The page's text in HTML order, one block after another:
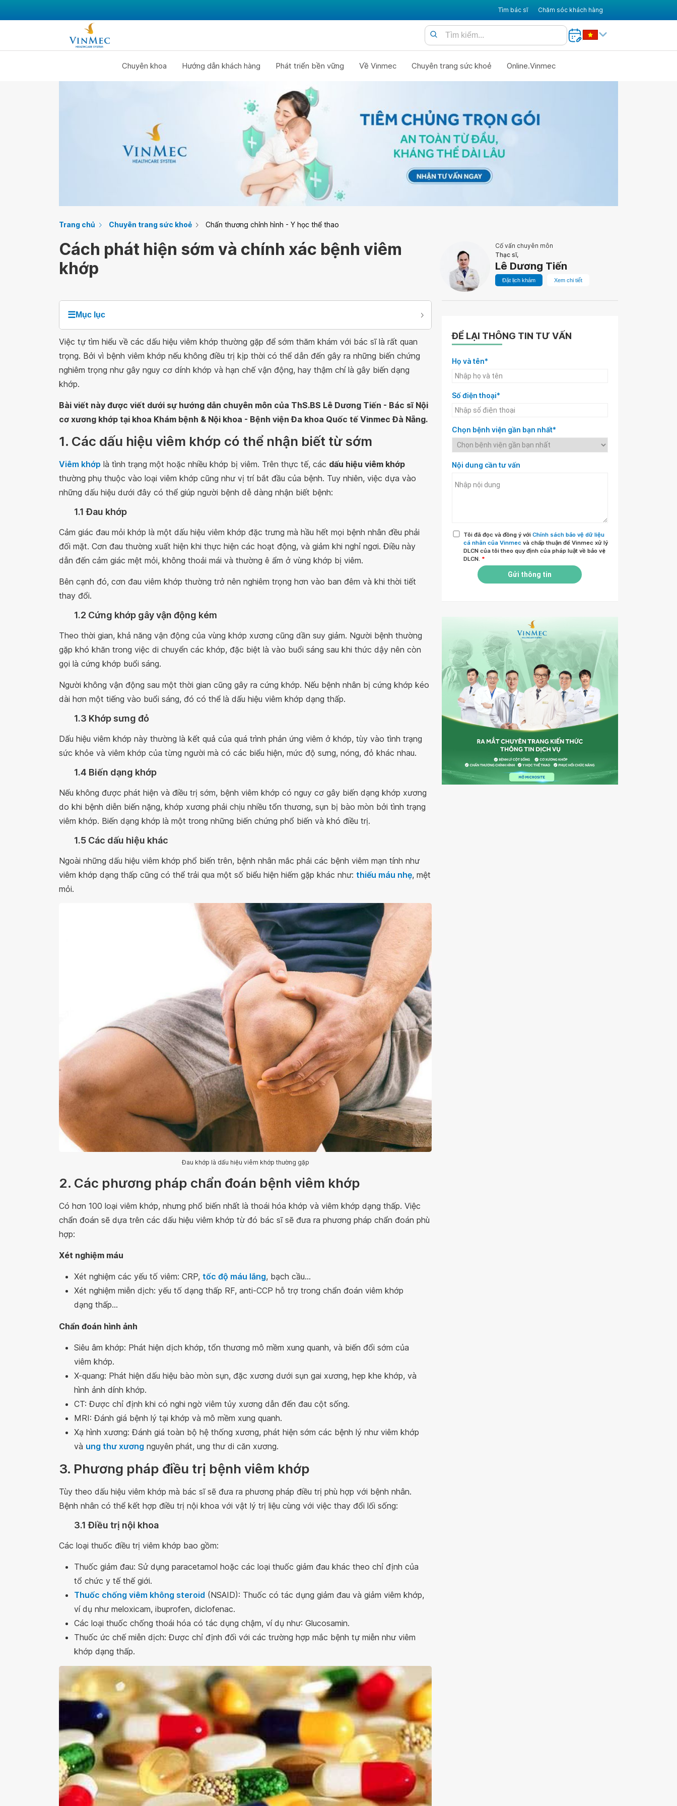
Tìm bác sĩ Chăm sóc khách hàng
Chuyên khoa Hướng dẫn khách hàng Phát triển bền vững Về Vinmec Chuyên trang sức khoẻ Online.Vinmec
Trang chủ Chuyên trang sức khoẻ Chấn thương chỉnh hình - Y học thể thao
Cách phát hiện sớm và chính xác bệnh viêm
khớp
Cố vấn chuyên môn
Thạc sĩ,
Lê Dương Tiến
Đặt lịch khám Xem chi tiết
☰Mục lục
Việc tự tìm hiểu về các dấu hiệu viêm khớp thường gặp để sớm thăm khám với bác sĩ là rất quan
trọng. Bởi vì bệnh viêm khớp nếu không điều trị kịp thời có thể dẫn đến gây ra những biến chứng
nghiêm trọng như gây nguy cơ dính khớp và hạn chế vận động, hay thậm chí là gây biến dạng
khớp.
Bài viết này được viết dưới sự hướng dẫn chuyên môn của ThS.BS Lê Dương Tiến - Bác sĩ Nội
cơ xương khớp tại khoa Khám bệnh & Nội khoa - Bệnh viện Đa khoa Quốc tế Vinmec Đà Nẵng.
1. Các dấu hiệu viêm khớp có thể nhận biết từ sớm
Viêm khớp là tình trạng một hoặc nhiều khớp bị viêm. Trên thực tế, các dấu hiệu viêm khớp
thường phụ thuộc vào loại viêm khớp cũng như vị trí bắt đầu của bệnh. Tuy nhiên, việc dựa vào
những dấu hiệu dưới đây có thể giúp người bệnh dễ dàng nhận biết bệnh:
1.1 Đau khớp
Cảm giác đau mỏi khớp là một dấu hiệu viêm khớp đặc trưng mà hầu hết mọi bệnh nhân đều phải
đối mặt. Cơn đau thường xuất hiện khi thực hiện các hoạt động, và giảm khi nghỉ ngơi. Điều này
dẫn đến cảm giác mệt mỏi, không thoải mái và thường ê ẩm ở vùng khớp bị viêm.
Bên cạnh đó, cơn đau viêm khớp thường trở nên nghiêm trọng hơn vào ban đêm và khi thời tiết
thay đổi.
1.2 Cứng khớp gây vận động kém
Theo thời gian, khả năng vận động của vùng khớp xương cũng dần suy giảm. Người bệnh thường
gặp khó khăn trong việc di chuyển các khớp, đặc biệt là vào buổi sáng sau khi thức dậy nên còn
gọi là cứng khớp buổi sáng.
Người không vận động sau một thời gian cũng gây ra cứng khớp. Nếu bệnh nhân bị cứng khớp kéo
dài hơn một tiếng vào buổi sáng, đó có thể là dấu hiệu viêm khớp dạng thấp.
1.3 Khớp sưng đỏ
Dấu hiệu viêm khớp này thường là kết quả của quá trình phản ứng viêm ở khớp, tùy vào tình trạng
sức khỏe và viêm khớp của từng người mà có các biểu hiện, mức độ sưng, nóng, đỏ khác nhau.
1.4 Biến dạng khớp
Nếu không được phát hiện và điều trị sớm, bệnh viêm khớp có nguy cơ gây biến dạng khớp xương
do khi bệnh diễn biến nặng, khớp xương phải chịu nhiều tổn thương, sụn bị bào mòn bởi tình trạng
viêm khớp. Biến dạng khớp là một trong những biến chứng phổ biến và khó điều trị.
1.5 Các dấu hiệu khác
Ngoài những dấu hiệu viêm khớp phổ biến trên, bệnh nhân mắc phải các bệnh viêm mạn tính như
viêm khớp dạng thấp cũng có thể trải qua một số biểu hiện hiếm gặp khác như: thiếu máu nhẹ, mệt
mỏi.
Đau khớp là dấu hiệu viêm khớp thường gặp
2. Các phương pháp chẩn đoán bệnh viêm khớp
Có hơn 100 loại viêm khớp, nhưng phổ biến nhất là thoái hóa khớp và viêm khớp dạng thấp. Việc
chẩn đoán sẽ dựa trên các dấu hiệu viêm khớp từ đó bác sĩ sẽ đưa ra phương pháp chẩn đoán phù
hợp:
Xét nghiệm máu
Xét nghiệm các yếu tố viêm: CRP, tốc độ máu lắng, bạch cầu...
Xét nghiệm miễn dịch: yếu tố dạng thấp RF, anti-CCP hỗ trợ trong chẩn đoán viêm khớp
dạng thấp...
Chẩn đoán hình ảnh
Siêu âm khớp: Phát hiện dịch khớp, tổn thương mô mềm xung quanh, và biến đổi sớm của
viêm khớp.
X-quang: Phát hiện dấu hiệu bào mòn sụn, đặc xương dưới sụn gai xương, hẹp khe khớp, và
hình ảnh dính khớp.
CT: Được chỉ định khi có nghi ngờ viêm tủy xương dẫn đến đau cột sống.
MRI: Đánh giá bệnh lý tại khớp và mô mềm xung quanh.
Xạ hình xương: Đánh giá toàn bộ hệ thống xương, phát hiện sớm các bệnh lý như viêm khớp
và ung thư xương nguyên phát, ung thư di căn xương.
3. Phương pháp điều trị bệnh viêm khớp
Tùy theo dấu hiệu viêm khớp mà bác sĩ sẽ đưa ra phương pháp điều trị phù hợp với bệnh nhân.
Bệnh nhân có thể kết hợp điều trị nội khoa với vật lý trị liệu cùng với việc thay đổi lối sống:
3.1 Điều trị nội khoa
Các loại thuốc điều trị viêm khớp bao gồm:
Thuốc giảm đau: Sử dụng paracetamol hoặc các loại thuốc giảm đau khác theo chỉ định của
tổ chức y tế thế giới.
Thuốc chống viêm không steroid (NSAID): Thuốc có tác dụng giảm đau và giảm viêm khớp,
ví dụ như meloxicam, ibuprofen, diclofenac.
Các loại thuốc chống thoái hóa có tác dụng chậm, ví dụ như: Glucosamin.
Thuốc ức chế miễn dịch: Được chỉ định đối với các trường hợp mắc bệnh tự miễn như viêm
khớp dạng thấp.
ĐỂ LẠI THÔNG TIN TƯ VẤN
Họ và tên*
Số điện thoại*
Chọn bệnh viện gần bạn nhất*
Nội dung cần tư vấn
Tôi đã đọc và đồng ý với Chính sách bảo vệ dữ liệu
cá nhân của Vinmec và chấp thuận để Vinmec xử lý
DLCN của tôi theo quy định của pháp luật về bảo vệ
DLCN. *
Gửi thông tin